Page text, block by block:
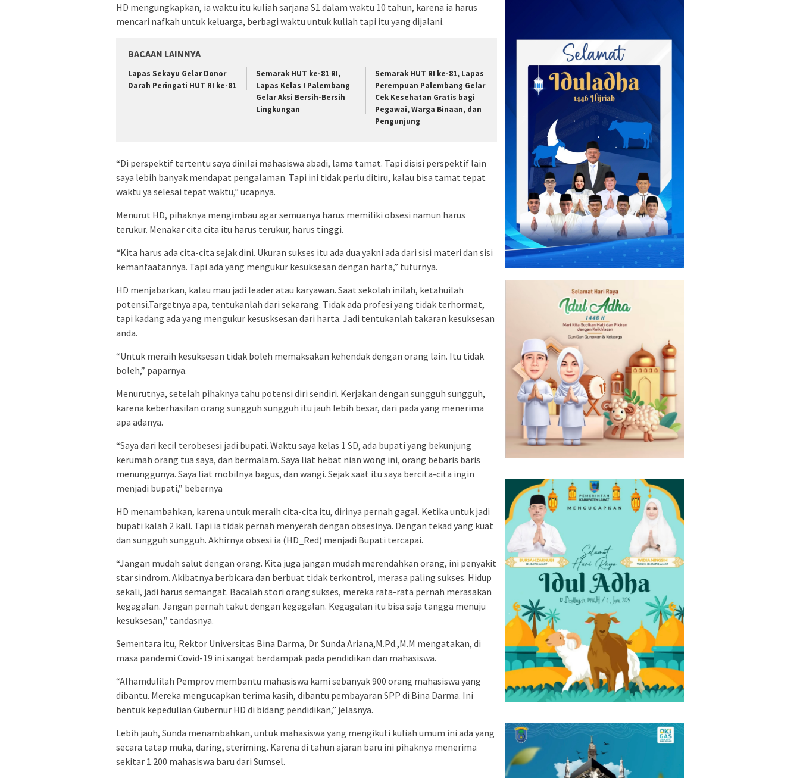
HD mengungkapkan, ia waktu itu kuliah sarjana S1 dalam waktu 10 tahun, karena ia harus
mencari nafkah untuk keluarga, berbagi waktu untuk kuliah tapi itu yang dijalani.
BACAAN LAINNYA
Lapas Sekayu Gelar Donor
Darah Peringati HUT RI ke-81
Semarak HUT ke-81 RI,
Lapas Kelas I Palembang
Gelar Aksi Bersih-Bersih
Lingkungan
Semarak HUT RI ke-81, Lapas
Perempuan Palembang Gelar
Cek Kesehatan Gratis bagi
Pegawai, Warga Binaan, dan
Pengunjung
“Di perspektif tertentu saya dinilai mahasiswa abadi, lama tamat. Tapi disisi perspektif lain
saya lebih banyak mendapat pengalaman. Tapi ini tidak perlu ditiru, kalau bisa tamat tepat
waktu ya selesai tepat waktu,” ucapnya.
Menurut HD, pihaknya mengimbau agar semuanya harus memiliki obsesi namun harus
terukur. Menakar cita cita itu harus terukur, harus tinggi.
“Kita harus ada cita-cita sejak dini. Ukuran sukses itu ada dua yakni ada dari sisi materi dan sisi
kemanfaatannya. Tapi ada yang mengukur kesuksesan dengan harta,” tuturnya.
HD menjabarkan, kalau mau jadi leader atau karyawan. Saat sekolah inilah, ketahuilah
potensi.Targetnya apa, tentukanlah dari sekarang. Tidak ada profesi yang tidak terhormat,
tapi kadang ada yang mengukur kesusksesan dari harta. Jadi tentukanlah takaran kesuksesan
anda.
“Untuk meraih kesuksesan tidak boleh memaksakan kehendak dengan orang lain. Itu tidak
boleh,” paparnya.
Menurutnya, setelah pihaknya tahu potensi diri sendiri. Kerjakan dengan sungguh sungguh,
karena keberhasilan orang sungguh sungguh itu jauh lebih besar, dari pada yang menerima
apa adanya.
“Saya dari kecil terobesesi jadi bupati. Waktu saya kelas 1 SD, ada bupati yang bekunjung
kerumah orang tua saya, dan bermalam. Saya liat hebat nian wong ini, orang bebaris baris
menunggunya. Saya liat mobilnya bagus, dan wangi. Sejak saat itu saya bercita-cita ingin
menjadi bupati,” bebernya
HD menambahkan, karena untuk meraih cita-cita itu, dirinya pernah gagal. Ketika untuk jadi
bupati kalah 2 kali. Tapi ia tidak pernah menyerah dengan obsesinya. Dengan tekad yang kuat
dan sungguh sungguh. Akhirnya obsesi ia (HD_Red) menjadi Bupati tercapai.
“Jangan mudah salut dengan orang. Kita juga jangan mudah merendahkan orang, ini penyakit
star sindrom. Akibatnya berbicara dan berbuat tidak terkontrol, merasa paling sukses. Hidup
sekali, jadi harus semangat. Bacalah stori orang sukses, mereka rata-rata pernah merasakan
kegagalan. Jangan pernah takut dengan kegagalan. Kegagalan itu bisa saja tangga menuju
kesuksesan,” tandasnya.
Sementara itu, Rektor Universitas Bina Darma, Dr. Sunda Ariana,M.Pd.,M.M mengatakan, di
masa pandemi Covid-19 ini sangat berdampak pada pendidikan dan mahasiswa.
“Alhamdulilah Pemprov membantu mahasiswa kami sebanyak 900 orang mahasiswa yang
dibantu. Mereka mengucapkan terima kasih, dibantu pembayaran SPP di Bina Darma. Ini
bentuk kepedulian Gubernur HD di bidang pendidikan,” jelasnya.
Lebih jauh, Sunda menambahkan, untuk mahasiswa yang mengikuti kuliah umum ini ada yang
secara tatap muka, daring, steriming. Karena di tahun ajaran baru ini pihaknya menerima
sekitar 1.200 mahasiswa baru dari Sumsel.